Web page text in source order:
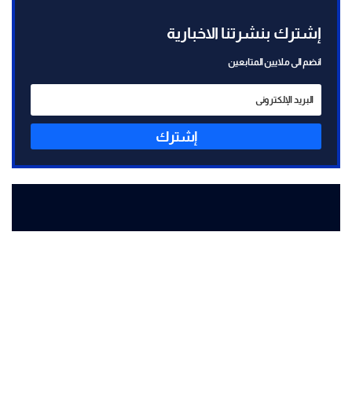
إشترك بنشرتنا الاخبارية
انضم الى ملايين المتابعين
إشترك